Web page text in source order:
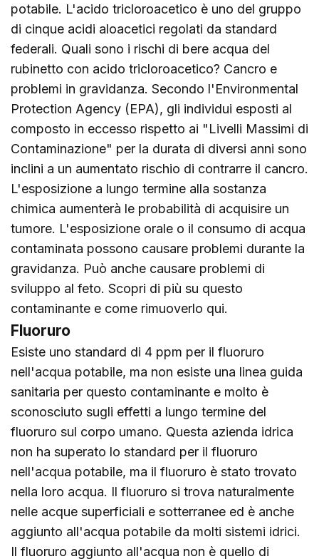
potabile. L'acido tricloroacetico è uno del gruppo
di cinque acidi aloacetici regolati da standard
federali. Quali sono i rischi di bere acqua del
rubinetto con acido tricloroacetico? Cancro e
problemi in gravidanza. Secondo l'Environmental
Protection Agency (EPA), gli individui esposti al
composto in eccesso rispetto ai "Livelli Massimi di
Contaminazione" per la durata di diversi anni sono
inclini a un aumentato rischio di contrarre il cancro.
L'esposizione a lungo termine alla sostanza
chimica aumenterà le probabilità di acquisire un
tumore. L'esposizione orale o il consumo di acqua
contaminata possono causare problemi durante la
gravidanza. Può anche causare problemi di
sviluppo al feto. Scopri di più su questo
contaminante e come rimuoverlo qui.
Fluoruro
Esiste uno standard di 4 ppm per il fluoruro
nell'acqua potabile, ma non esiste una linea guida
sanitaria per questo contaminante e molto è
sconosciuto sugli effetti a lungo termine del
fluoruro sul corpo umano. Questa azienda idrica
non ha superato lo standard per il fluoruro
nell'acqua potabile, ma il fluoruro è stato trovato
nella loro acqua. Il fluoruro si trova naturalmente
nelle acque superficiali e sotterranee ed è anche
aggiunto all'acqua potabile da molti sistemi idrici.
Il fluoruro aggiunto all'acqua non è quello di